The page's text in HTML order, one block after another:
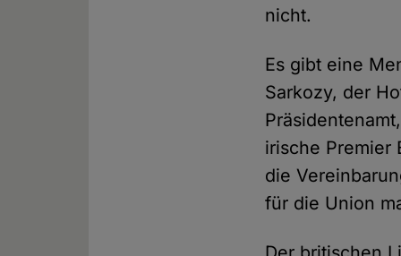
nicht.
Es gibt eine
Sarkozy, der
irische Premier
die
für die Union